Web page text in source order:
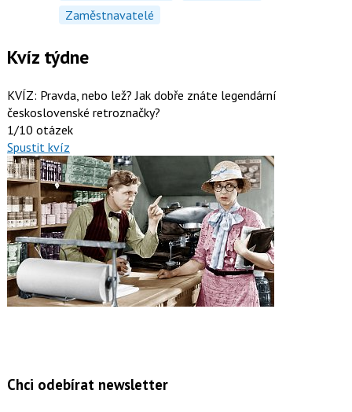
Zaměstnavatelé
Kvíz týdne
KVÍZ: Pravda, nebo lež? Jak dobře znáte legendární
československé retroznačky?
1/10 otázek
Spustit kvíz
Chci odebírat newsletter